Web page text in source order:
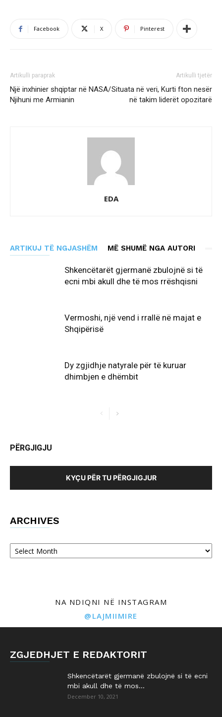
Facebook X Pinterest
Artikulli paraprak
Një inxhinier shqiptar në NASA/
Njihuni me Armianin
Artikulli tjetër
Situata në veri, Kurti fton nesër
në takim liderët opozitarë
EDA
ARTIKUJ TË NGJASHËM MË SHUMË NGA AUTORI
Shkencëtarët gjermanë zbulojnë si të
ecni mbi akull dhe të mos rrëshqisni
Vermoshi, një vend i rrallë në majat e
Shqipërisë
Dy zgjidhje natyrale për të kuruar
dhimbjen e dhëmbit
PËRGJIGJU
KYÇU PËR TU PËRGJIGJUR
ARCHIVES
Archives
NA NDIQNI NË INSTAGRAM
@LAJMIIMIRE
ZGJEDHJET E REDAKTORIT
Shkencëtarët gjermanë zbulojnë si të ecni
mbi akull dhe të mos...
December 10, 2021